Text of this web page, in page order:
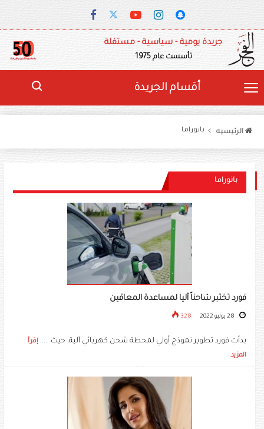
جريدة يومية - سياسية - مستقلة
تأسست عام 1975
أقسام الجريدة
الرئيسيه بانوراما
بانوراما
فورد تختبر شاحناً آليا لمساعدة المعاقين
328
بدأت فورد تطوير نموذج أولي لمحطة شحن كهربائي آلية، حيث ..... إقرأ
المزيد